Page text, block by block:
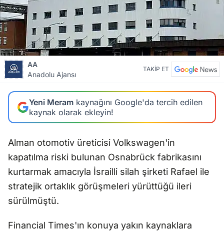
AA
Anadolu Ajansı
TAKİP ET
Yeni Meram kaynağını Google'da tercih edilen
kaynak olarak ekleyin!
Alman otomotiv üreticisi Volkswagen'in
kapatılma riski bulunan Osnabrück fabrikasını
kurtarmak amacıyla İsrailli silah şirketi Rafael ile
stratejik ortaklık görüşmeleri yürüttüğü ileri
sürülmüştü.
Financial Times'ın konuya yakın kaynaklara